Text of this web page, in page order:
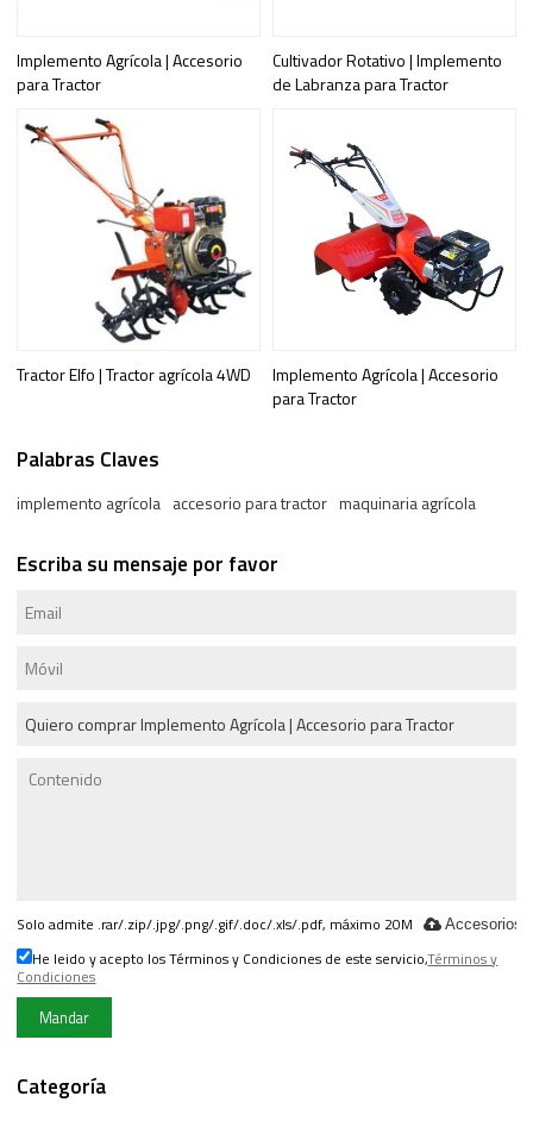
Implemento Agrícola | Accesorio
para Tractor
Cultivador Rotativo | Implemento
de Labranza para Tractor
Tractor Elfo | Tractor agrícola 4WD
Implemento Agrícola | Accesorio
para Tractor
Palabras Claves
implemento agrícola accesorio para tractor maquinaria agrícola
Escriba su mensaje por favor
Solo admite .rar/.zip/.jpg/.png/.gif/.doc/.xls/.pdf, máximo 20M Accesorios
He leido y acepto los Términos y Condiciones de este servicio,Términos y
Condiciones
Mandar
Categoría